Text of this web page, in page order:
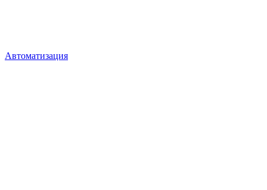
Автоматизация